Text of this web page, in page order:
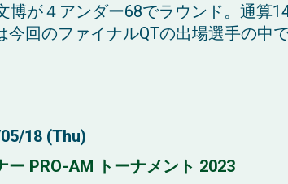
博が４アンダー68でラウンド。通算
今回のファイナルQTの出場選手の中
18 (Thu)
ー PRO-AM トーナメント 2023